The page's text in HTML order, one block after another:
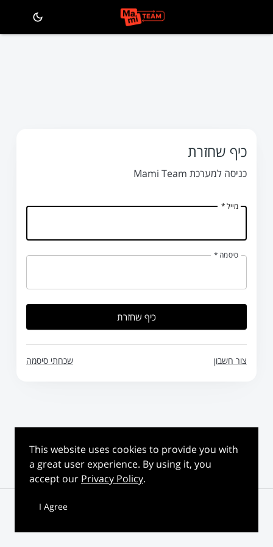
כיף שחזרת
כניסה למערכת Mami Team
מייל*
סיסמה *
כיף שחזרת
צור חשבון שכחתי סיסמה
This website uses cookies to provide you with
a great user experience. By using it, you
accept our Privacy Policy.
I Agree